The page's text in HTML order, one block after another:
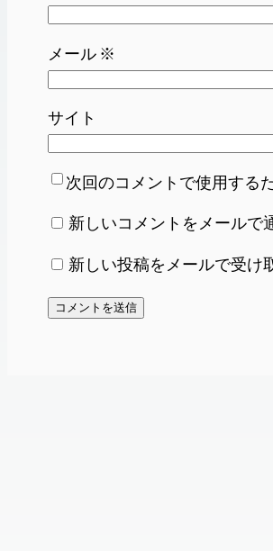
メール ※
サイト
次回のコメントで使用する
新しいコメントをメールで
新しい投稿をメールで受け